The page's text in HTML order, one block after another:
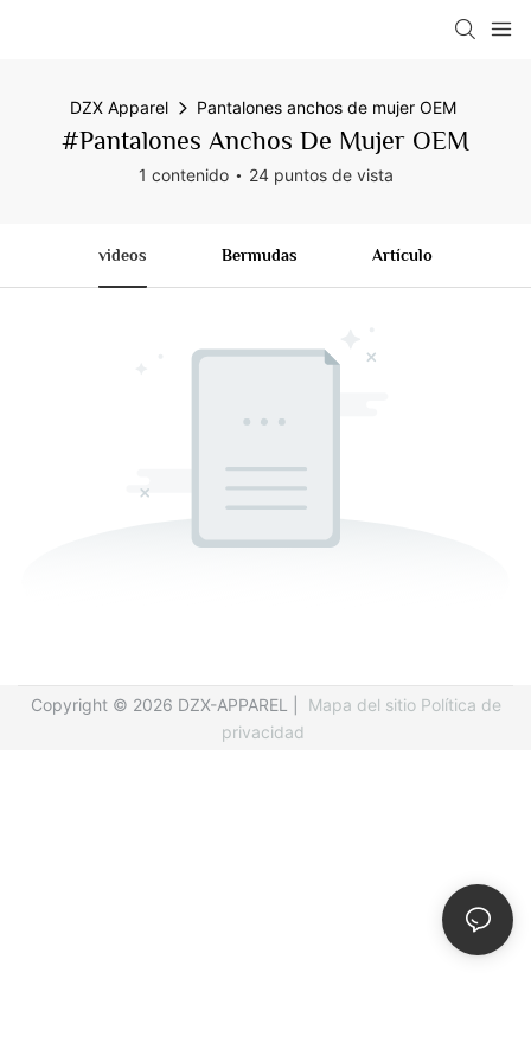
DZX Apparel Pantalones anchos de mujer OEM
#Pantalones Anchos De Mujer OEM
1 contenido 24 puntos de vista
videos Bermudas Artículo
Copyright © 2026 DZX-APPAREL | Mapa del sitio Política de
privacidad